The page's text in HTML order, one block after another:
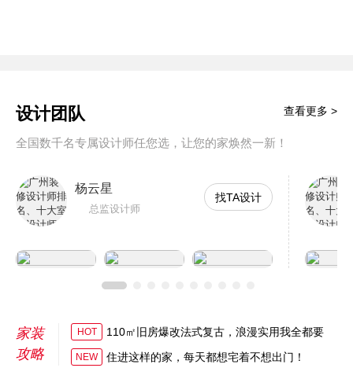
设计团队
全国数千名专属设计师任您选，让您的家焕然一新！
查看更多 >
杨云星
总监设计师
找TA设计
家装
攻略
HOT 110㎡旧房爆改法式复古，浪漫实用我全都要
NEW 住进这样的家，每天都想宅着不想出门！